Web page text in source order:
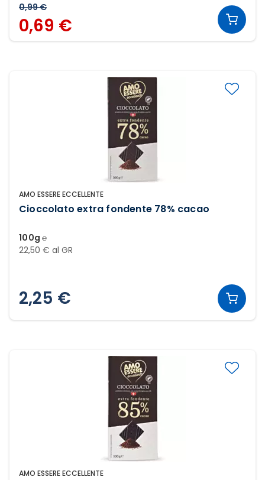
0,99 €
0,69 €
AMO ESSERE ECCELLENTE
Cioccolato extra fondente 78% cacao
100g ℮
22,50 € al GR
2,25 €
AMO ESSERE ECCELLENTE